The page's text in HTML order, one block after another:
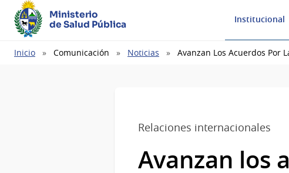
Ministerio
de Salud Pública
Institucional
Ruta
Inicio Comunicación Noticias Avanzan Los Acuerdos Por
Relaciones internacionales
Avanzan los